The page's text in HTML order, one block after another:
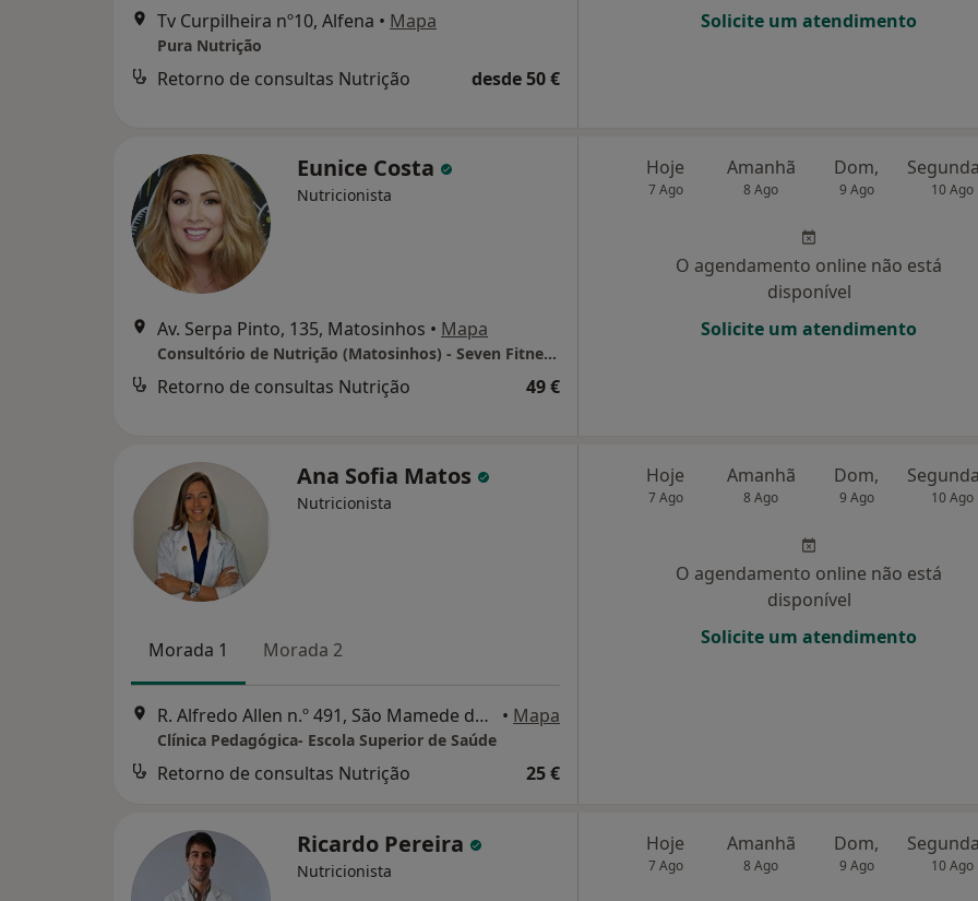
Tv Curpilheira nº10, Alfena • Mapa
Pura Nutrição
Retorno de consultas Nutrição desde 50 €
Solicite um atendimento
Eunice Costa
Nutricionista
Av. Serpa Pinto, 135, Matosinhos • Mapa
Consultório de Nutrição (Matosinhos) - Seven Fitness Club
Retorno de consultas Nutrição 49 €
Hoje
7 Ago
Amanhã
8 Ago
Dom,
9 Ago 10 Ago
O agendamento online não está
disponível
Solicite um atendimento
Ana Sofia Matos
Nutricionista
Morada 1 Morada 2
R. Alfredo Allen n.º 491, São Mamede de Infesta • Mapa
Clínica Pedagógica- Escola Superior de Saúde
Retorno de consultas Nutrição 25 €
Hoje
7 Ago
Amanhã
8 Ago
Dom,
9 Ago 10 Ago
O agendamento online não está
disponível
Solicite um atendimento
Ricardo Pereira
Nutricionista
Hoje
7 Ago
Amanhã
8 Ago
Dom,
9 Ago 10 Ago